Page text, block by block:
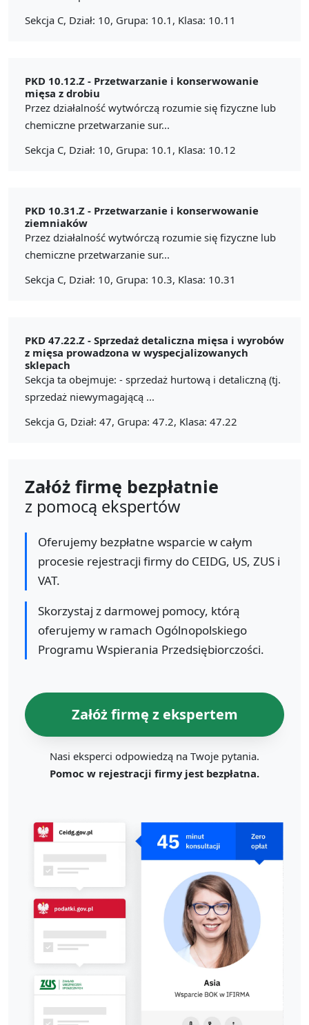
Sekcja C, Dział: 10, Grupa: 10.1, Klasa: 10.11
PKD 10.12.Z - Przetwarzanie i konserwowanie
mięsa z drobiu
Przez działalność wytwórczą rozumie się fizyczne lub
chemiczne przetwarzanie sur...
Sekcja C, Dział: 10, Grupa: 10.1, Klasa: 10.12
PKD 10.31.Z - Przetwarzanie i konserwowanie
ziemniaków
Przez działalność wytwórczą rozumie się fizyczne lub
chemiczne przetwarzanie sur...
Sekcja C, Dział: 10, Grupa: 10.3, Klasa: 10.31
PKD 47.22.Z - Sprzedaż detaliczna mięsa i wyrobów
z mięsa prowadzona w wyspecjalizowanych
sklepach
Sekcja ta obejmuje: - sprzedaż hurtową i detaliczną (tj.
sprzedaż niewymagającą ...
Sekcja G, Dział: 47, Grupa: 47.2, Klasa: 47.22
Załóż firmę bezpłatnie
z pomocą ekspertów
Oferujemy bezpłatne wsparcie w całym
procesie rejestracji firmy do CEIDG, US, ZUS i
VAT.
Skorzystaj z darmowej pomocy, którą
oferujemy w ramach Ogólnopolskiego
Programu Wspierania Przedsiębiorczości.
Załóż firmę z ekspertem
Nasi eksperci odpowiedzą na Twoje pytania.
Pomoc w rejestracji firmy jest bezpłatna.